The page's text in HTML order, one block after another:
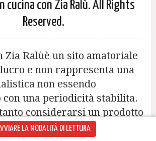
LA MODALITÀ DI LETTURA
cucina con Zia Ralù. All Rights
Reserved.
Zia Ralùè un sito amatoriale
e non rappresenta una
non essendo
con una periodicità stabilita.
considerarsi un prodotto
della legge n. 62 del